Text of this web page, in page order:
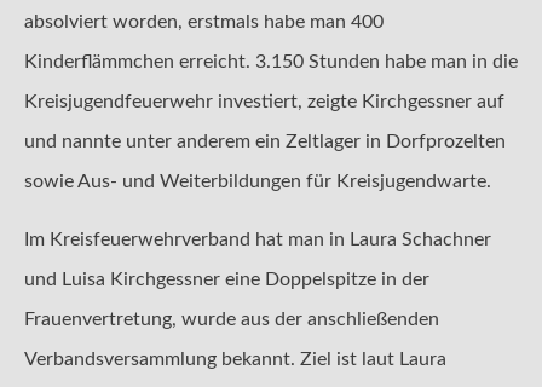
absolviert worden, erstmals habe man 400
Kinderflämmchen erreicht. 3.150 Stunden habe man in die
Kreisjugendfeuerwehr investiert, zeigte Kirchgessner auf
und nannte unter anderem ein Zeltlager in Dorfprozelten
sowie Aus- und Weiterbildungen für Kreisjugendwarte.
Im Kreisfeuerwehrverband hat man in Laura Schachner
und Luisa Kirchgessner eine Doppelspitze in der
Frauenvertretung, wurde aus der anschließenden
Verbandsversammlung bekannt. Ziel ist laut Laura